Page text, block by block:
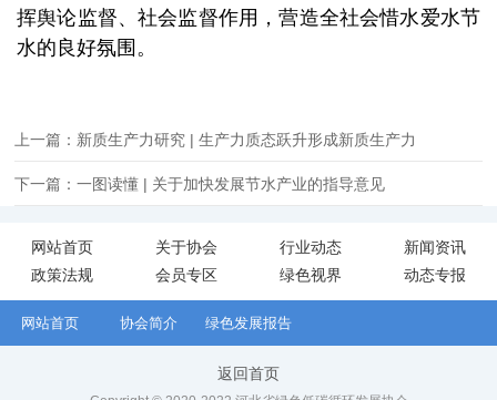
挥舆论监督、社会监督作用，营造全社会惜水爱水节
水的良好氛围。
上一篇：新质生产力研究 | 生产力质态跃升形成新质生产力
下一篇：一图读懂 | 关于加快发展节水产业的指导意见
网站首页 关于协会 行业动态
新闻资讯
政策法规
会员专区 绿色视界 动态专报
网站首页 协会简介 绿色发展报告
返回首页